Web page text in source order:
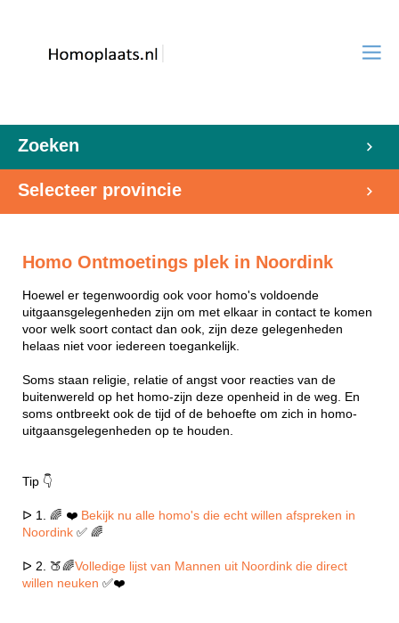
Zoeken
Selecteer provincie
Homo Ontmoetings plek in Noordink
Hoewel er tegenwoordig ook voor homo's voldoende
uitgaansgelegenheden zijn om met elkaar in contact te komen
voor welk soort contact dan ook, zijn deze gelegenheden
helaas niet voor iedereen toegankelijk.
Soms staan religie, relatie of angst voor reacties van de
buitenwereld op het homo-zijn deze openheid in de weg. En
soms ontbreekt ook de tijd of de behoefte om zich in homo-
uitgaansgelegenheden op te houden.
Tip 👇
ᐅ 1. 🌈 ❤️ Bekijk nu alle homo's die echt willen afspreken in
Noordink ✅ 🌈
ᐅ 2. 🍑🌈Volledige lijst van Mannen uit Noordink die direct
willen neuken ✅❤️